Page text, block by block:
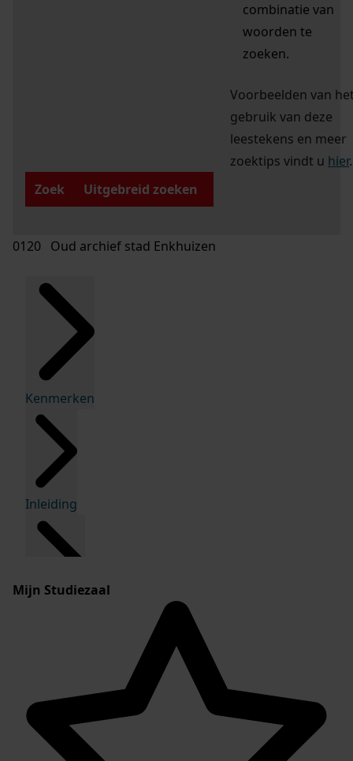
combinatie van
woorden te
zoeken.
Voorbeelden van
gebruik van deze
leestekens en meer
zoektips vindt u hier.
Zoek
Uitgebreid zoeken
0120 Oud archief stad Enkhuizen
Kenmerken
Inleiding
Mijn Studiezaal